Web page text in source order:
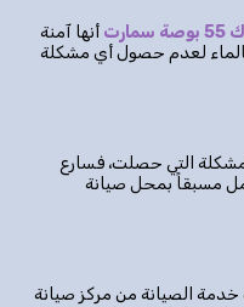
أنها آمنة
لعدم حصول أي مشكلة
التي حصلت، فسارع
مسبقاً بمحل صيانة
الصيانة من مركز صيانة